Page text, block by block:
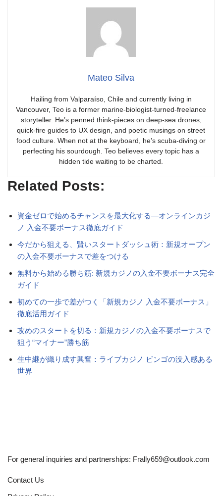
Mateo Silva
Hailing from Valparaíso, Chile and currently living in
Vancouver, Teo is a former marine-biologist-turned-freelance
storyteller. He’s penned think-pieces on deep-sea drones,
quick-fire guides to UX design, and poetic musings on street
food culture. When not at the keyboard, he’s scuba-diving or
perfecting his sourdough. Teo believes every topic has a
hidden tide waiting to be charted.
Related Posts:
資金ゼロで始めるチャンスを最大化する—オンラインカジ
ノ 入金不要ボーナス徹底ガイド
今だから狙える、賢いスタートダッシュ術：新規オープン
の入金不要ボーナスで差をつける
無料から始める勝ち筋: 新規カジノの入金不要ボーナス完全
ガイド
初めての一歩で差がつく「新規カジノ 入金不要ボーナス」
徹底活用ガイド
攻めのスタートを切る：新規カジノの入金不要ボーナスで
狙う“マイナー”勝ち筋
生中継が織り成す興奮：ライブカジノ ビンゴの没入感ある
世界
For general inquiries and partnerships: Frally659@outlook.com
Contact Us